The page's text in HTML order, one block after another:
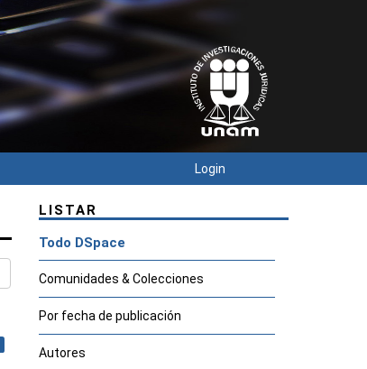
Login
LISTAR
Todo DSpace
Comunidades & Colecciones
Por fecha de publicación
Autores